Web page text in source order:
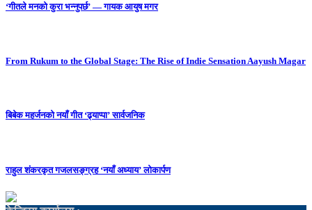
‘गीतले मनको कुरा भन्नुपर्छ’ — गायक आयुष मगर
From Rukum to the Global Stage: The Rise of Indie Sensation Aayush Magar
बिबेक महर्जनको नयाँ गीत ‘ढ्याप्पा’ सार्वजनिक
राहुल शंकरकृत गजलसङ्ग्रह ‘नयाँ अध्याय’ लोकार्पण